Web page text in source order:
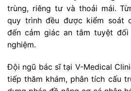
trùng, riêng tư và thoải mái.
quy trình đều được kiểm soát
đến cảm giác an tâm tuyệt
nghiệm.
Đội ngũ bác sĩ tại V-Medical
tiếp thăm khám, phân tích cấu